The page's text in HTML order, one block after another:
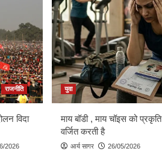
राजनीति
विदा
2026
युवा
माय बॉडी , माय चॉइस को प्रकृति
वर्जित करती है
आर्य सागर 26/05/2026